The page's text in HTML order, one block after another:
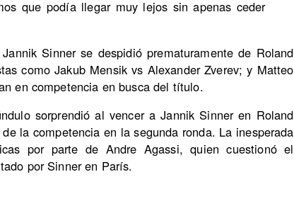
que podía llegar muy lejos sin apenas ceder
Sinner se despidió prematuramente de Roland
como Jakub Mensik vs Alexander Zverev; y Matteo
en competencia en busca del título.
sorprendió al vencer a Jannik Sinner en Roland
la competencia en la segunda ronda. La inesperada
por parte de Andre Agassi, quien cuestionó el
por Sinner en París.